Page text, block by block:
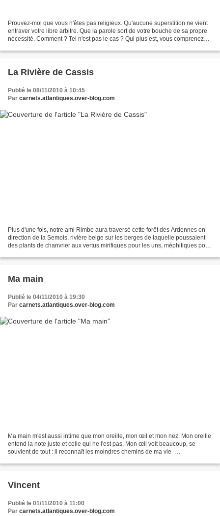
Prouvez-moi que vous n'êtes pas religieux. Qu'aucune superstition ne vient
entraver votre libre arbitre. Que la parole sort de votre bouche de sa propre
nécessité. Comment ? Tel n'est pas le cas ? Qui plus est, vous comprenez
La Rivière de Cassis
Publié le 08/11/2010 à 10:45
Par carnets.atlantiques.over-blog.com
Plus d'une fois, notre ami Rimbe aura traversé cette forêt des Ardennes en
direction de la Semois, rivière belge sur les berges de laquelle poussaient
des plants de chanvrier aux vertus mirifiques pour les uns, méphitiques pour
Ma main
Publié le 04/11/2010 à 19:30
Par carnets.atlantiques.over-blog.com
Ma main m'est aussi intime que mon oreille, mon œil et mon nez. Mon oreille
entend la note juste et celle qui ne l'est pas. Mon œil voit beaucoup, se
souvient de tout : il reconnaît les moindres chemins de ma vie -
Vincent
Publié le 01/11/2010 à 11:00
Par carnets.atlantiques.over-blog.com